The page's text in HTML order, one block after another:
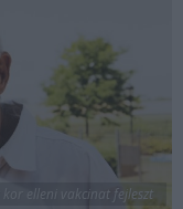
kor elleni vakcinat fejleszt